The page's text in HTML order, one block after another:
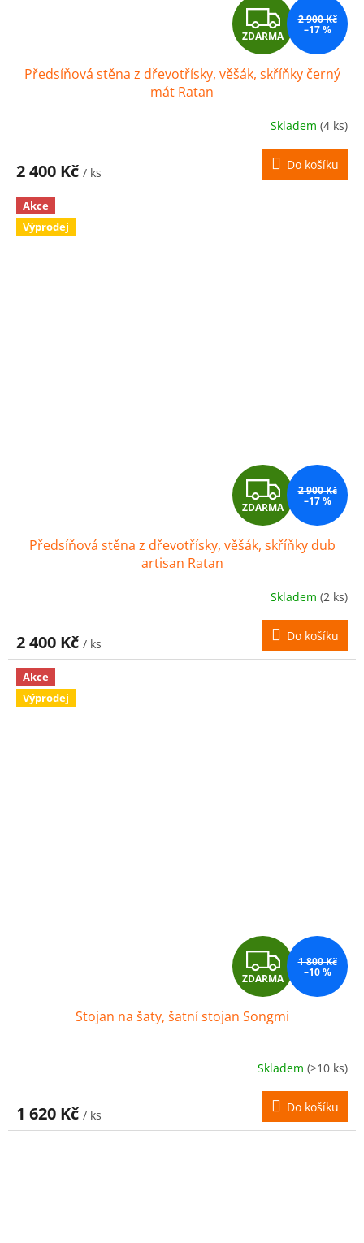
Z
D
A
R
M
A
ZDARMA
2 900 Kč
–17 %
Předsíňová stěna z dřevotřísky, věšák, skříňky černý
mát Ratan
Skladem (4 ks)
2 400 Kč / ks
Do košíku
Akce
Výprodej
Z
D
A
R
M
A
ZDARMA
2 900 Kč
–17 %
Předsíňová stěna z dřevotřísky, věšák, skříňky dub
artisan Ratan
Skladem (2 ks)
2 400 Kč / ks
Do košíku
Akce
Výprodej
Z
D
A
R
M
A
ZDARMA
1 800 Kč
–10 %
Stojan na šaty, šatní stojan Songmi
Skladem (>10 ks)
1 620 Kč / ks
Do košíku